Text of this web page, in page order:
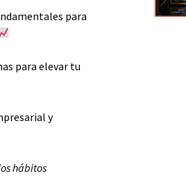
para
para elevar tu
y
hábitos